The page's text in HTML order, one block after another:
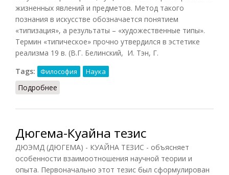
жизненных явлений и предметов. Метод такого
познания в искусстве обозначается понятием
«типизация», а результаты – «художественные типы».
Термин «типическое» прочно утвердился в эстетике
реализма 19 в. (В.Г. Белинский, И. Тэн, Г.
Tags:
Философия Наука
Подробнее
Дюгема-Куайна тезис
ДЮЭМД (ДЮГЕМА) - КУАЙНА ТЕЗИС - объясняет
особенности взаимоотношения научной теории и
опыта. Первоначально этот тезис был сформулирован